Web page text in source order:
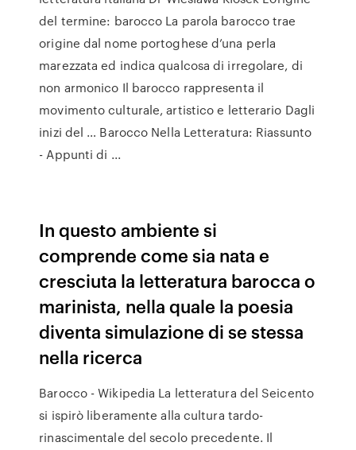
del termine: barocco La parola barocco trae
origine dal nome portoghese d’una perla
marezzata ed indica qualcosa di irregolare, di
non armonico Il barocco rappresenta il
movimento culturale, artistico e letterario Dagli
inizi del … Barocco Nella Letteratura: Riassunto
- Appunti di ...
In questo ambiente si
comprende come sia nata e
cresciuta la letteratura barocca o
marinista, nella quale la poesia
diventa simulazione di se stessa
nella ricerca
Barocco - Wikipedia La letteratura del Seicento
si ispirò liberamente alla cultura tardo-
rinascimentale del secolo precedente. Il